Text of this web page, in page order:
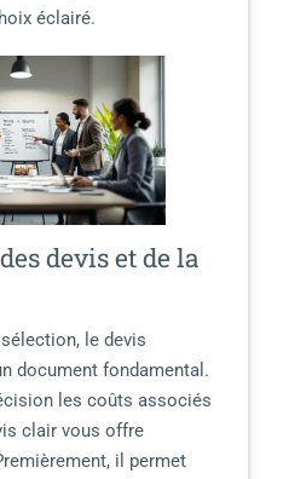
éclairé.
devis et de la
le devis
document fondamental.
les coûts associés
clair vous offre
il permet